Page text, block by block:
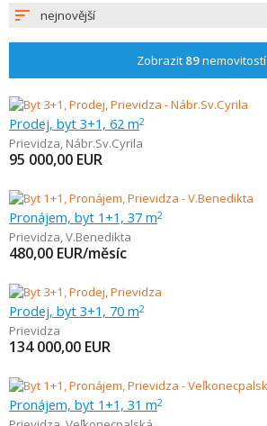
nejnovější
Zobrazit 89nemovitostí
Prodej, byt 3+1, 62 m2
Prievidza, Nábr.Sv.Cyrila
95 000,00 EUR
Pronájem, byt 1+1, 37 m2
Prievidza,V.Benedikta
480,00 EUR/měsíc
Prodej, byt 3+1, 70 m2
Prievidza
134 000,00 EUR
Pronájem, byt 1+1, 31 m2